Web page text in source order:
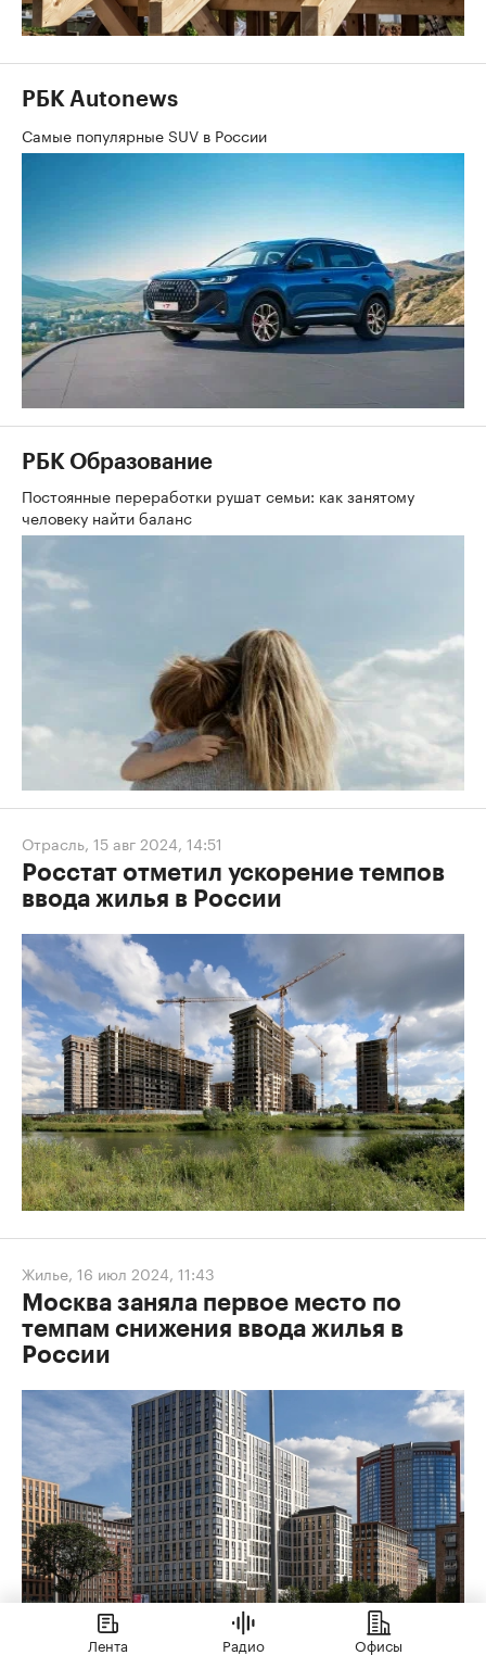
РБК Autonews
Самые популярные SUV в России
РБК Образование
Постоянные переработки рушат семьи: как занятому
человеку найти баланс
Отрасль,15 авг 2024, 14:51
Росстат отметил ускорение темпов
ввода жилья в России
Жилье,16 июл 2024, 11:43
Москва заняла первое место по
темпам снижения ввода жилья в
России
Лента Радио Офисы